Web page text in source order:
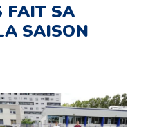
FAIT SA
SAISON